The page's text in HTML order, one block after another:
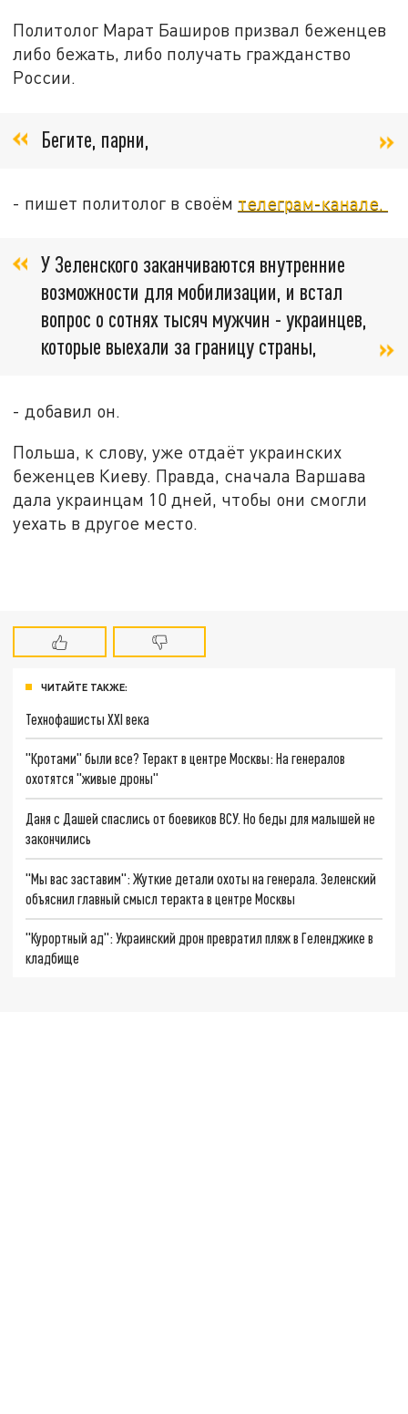
Политолог Марат Баширов призвал беженцев
либо бежать, либо получать гражданство
России.
Бегите, парни,
- пишет политолог в своём телеграм-канале.
У Зеленского заканчиваются внутренние
возможности для мобилизации, и встал
вопрос о сотнях тысяч мужчин - украинцев,
которые выехали за границу страны,
- добавил он.
Польша, к слову, уже отдаёт украинских
беженцев Киеву. Правда, сначала Варшава
дала украинцам 10 дней, чтобы они смогли
уехать в другое место.
ЧИТАЙТЕ ТАКЖЕ:
Технофашисты XXI века
"Кротами" были все? Теракт в центре Москвы: На генералов
охотятся "живые дроны"
Даня с Дашей спаслись от боевиков ВСУ. Но беды для малышей не
закончились
"Мы вас заставим": Жуткие детали охоты на генерала. Зеленский
объяснил главный смысл теракта в центре Москвы
"Курортный ад": Украинский дрон превратил пляж в Геленджике в
кладбище